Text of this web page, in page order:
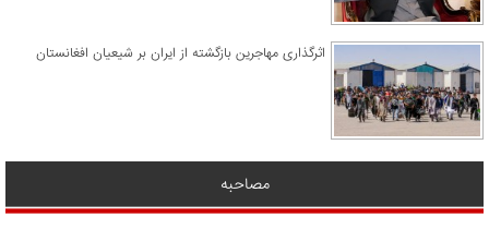
اثرگذاری مهاجرین بازگشته از ایران بر شیعیان افغانستان
مصاحبه